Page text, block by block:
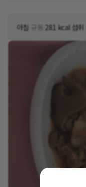
아침 규동 281 kcal 섭취